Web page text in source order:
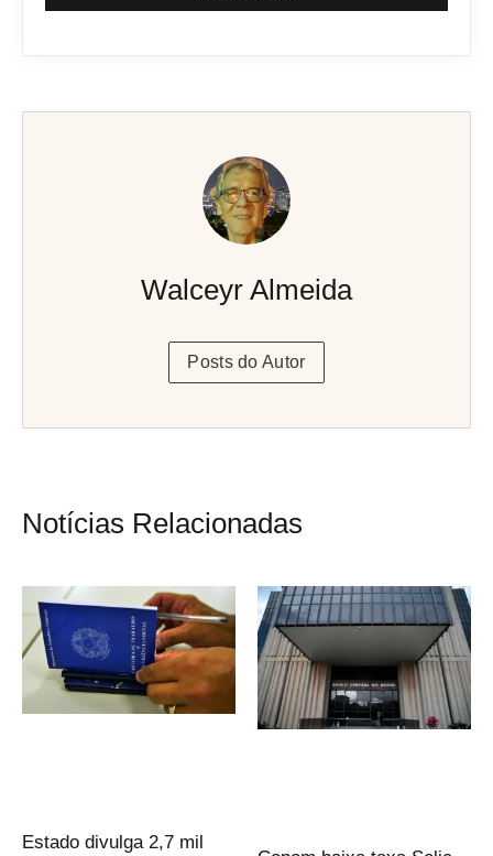
Walceyr Almeida
Posts do Autor
Notícias Relacionadas
Estado divulga 2,7 mil